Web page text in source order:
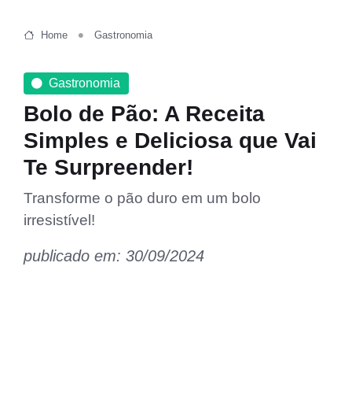
Home Gastronomia
Gastronomia
Bolo de Pão: A Receita
Simples e Deliciosa que Vai
Te Surpreender!
Transforme o pão duro em um bolo
irresistível!
publicado em: 30/09/2024